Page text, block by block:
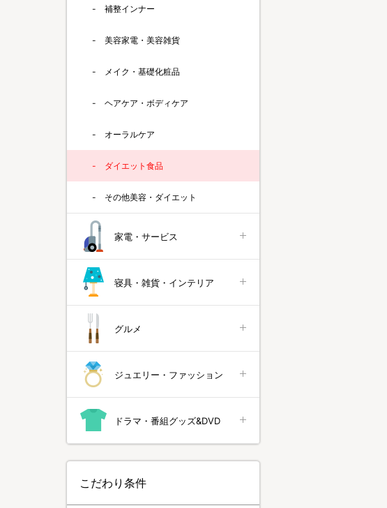
補整インナー
美容家電・美容雑貨
メイク・基礎化粧品
ヘアケア・ボディケア
オーラルケア
ダイエット食品
その他美容・ダイエット
家電・サービス
寝具・雑貨・インテリア
グルメ
ジュエリー・ファッション
ドラマ・番組グッズ&DVD
こだわり条件